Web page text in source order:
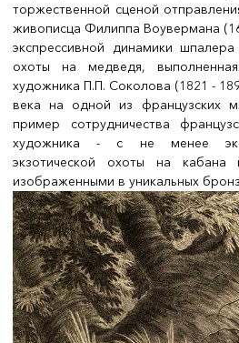
торжественной сценой
живописца Филиппа Воувермана
экспрессивной динамики
охоты на медведя,
художника П.П. Соколова (1821 -
века на одной из французских
пример сотрудничества
художника - с не менее
экзотической охоты на кабана
изображенными в уникальных